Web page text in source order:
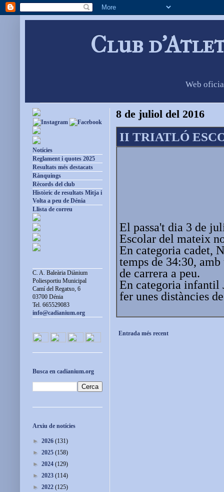
Club
Web
8 de juliol del 2016
II TRIATLÓ
El passa't dia 3 de
Escolar del mateix
En categoria cadet,
temps de 34:30,
de carrera a peu.
En categoria infantil
fer unes distàncies
Entrada més recent
Notícies
Reglament i quotes 2025
Resultats més destacats
Rànquings
Rècords del club
Històric de resultats Mitja i
Volta a peu de Dénia
Llista de correu
C. A. Baleària Diànium
Poliesportiu Municipal
Camí del Regatxo, 6
03700 Dénia
Tel. 665529083
info@cadianium.org
Busca en cadianium.org
Arxiu de notícies
► 2026 (131)
► 2025 (158)
► 2024 (129)
► 2023 (114)
► 2022 (125)